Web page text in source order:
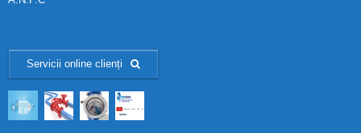
Servicii online clienți